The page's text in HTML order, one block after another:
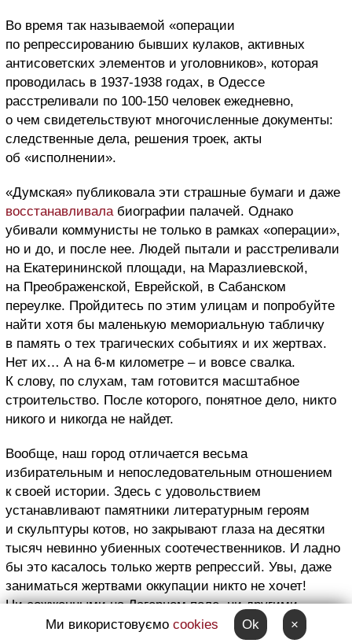
Во время так называемой «операции
по репрессированию бывших кулаков, активных
антисоветских элементов и уголовников», которая
проводилась в 1937-1938 годах, в Одессе
расстреливали по 100-150 человек ежедневно,
о чем свидетельствуют многочисленные документы:
следственные дела, решения троек, акты
об «исполнении».
«Думская» публиковала эти страшные бумаги и даже
восстанавливалабиографии палачей. Однако
убивали коммунисты не только в рамках «операции»,
но и до, и после нее. Людей пытали и расстреливали
на Екатерининской площади, на Маразлиевской,
на Преображенской, Еврейской, в Сабанском
переулке. Пройдитесь по этим улицам и попробуйте
найти хотя бы маленькую мемориальную табличку
в память о тех трагических событиях и их жертвах.
Нет их… А на 6-м километре – и вовсе свалка.
К слову, по слухам, там готовится масштабное
строительство. После которого, понятное дело, никто
никого и никогда не найдет.
Вообще, наш город отличается весьма
избирательным и непоследовательным отношением
к своей истории. Здесь с удовольствием
устанавливают памятники литературным героям
и скульптуры котов, но закрывают глаза на десятки
тысяч невинно убиенных соотечественников. И ладно
бы это касалось только жертв репрессий. Увы, даже
заниматься жертвами оккупации никто не хочет!
Ни сожженными на Лагерном поле, ни другими.
«Было и было, жаль их, но зачем ворошить
Ми використовуємо cookies Ok ×